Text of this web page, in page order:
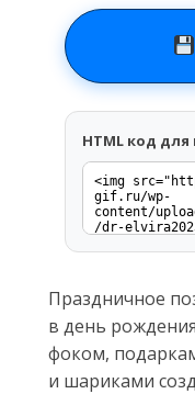
HTML код для
Праздничное
в день
фоком,
и шариками